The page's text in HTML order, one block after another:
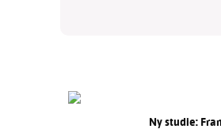
Ny studie: